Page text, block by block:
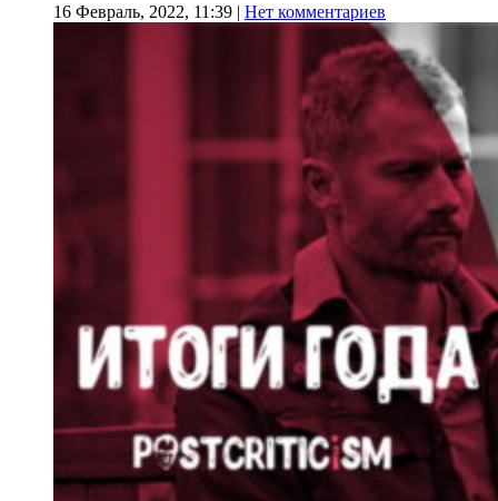
16 Февраль, 2022, 11:39 | Нет комментариев